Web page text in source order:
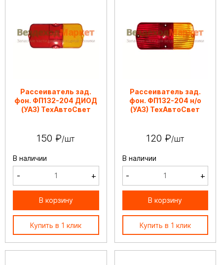
Рассеиватель зад.
фон. ФП132-204 ДИОД
(УАЗ) ТехАвтоСвет
150 ₽/шт
В наличии
- +
В корзину
Купить в 1 клик
Рассеиватель зад.
фон. ФП132-204 н/о
(УАЗ) ТехАвтоСвет
120 ₽/шт
В наличии
- +
В корзину
Купить в 1 клик